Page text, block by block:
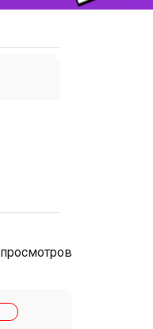
просмотров